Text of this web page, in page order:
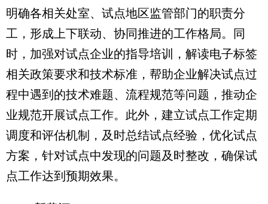
明确各相关处室、试点地区监管部门的职责分
工，形成上下联动、协同推进的工作格局。同
时，加强对试点企业的指导培训，解读电子标签
相关政策要求和技术标准，帮助企业解决试点过
程中遇到的技术难题、流程规范等问题，推动企
业规范开展试点工作。此外，建立试点工作定期
调度和评估机制，及时总结试点经验，优化试点
方案，针对试点中发现的问题及时整改，确保试
点工作达到预期效果。